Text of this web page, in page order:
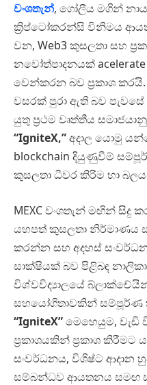
වංශතැන්, ගෝලීය මගින්
ක්‍රිප්ටෝකරන්සි විනිමය
වන, Web3 කුසලතා සහ
නවෝත්පාදනයක්
වෙන්කරන බව ප්‍රකාශ
වසරක් පුරා ඇති බව
යුතු ප්‍රථම වෘත්තීය
“IgniteX,”අදාල යොමු
blockchain දියුණුවීම්
කුසලතා ධීවර කිරිම හා
MEXC වංශතැන් මඟින්
යහපත් කුසලතා නිර්මාණය
කරන්න සහ අදහස්
සාක්ෂියක් බව පිළිබඳ
විශ්වවිද්‍යාලයේ
සහයෝගිතාවකින් සම්පූර්ණ
“IgniteX”මෙහෙයුම,
ප්‍රකාශයකින් ප්‍රකාශ කිරීමට
සංවර්ධනය, විශිෂ්ට ආදාන
සම්බන්ධව ආයතනය සමඟ